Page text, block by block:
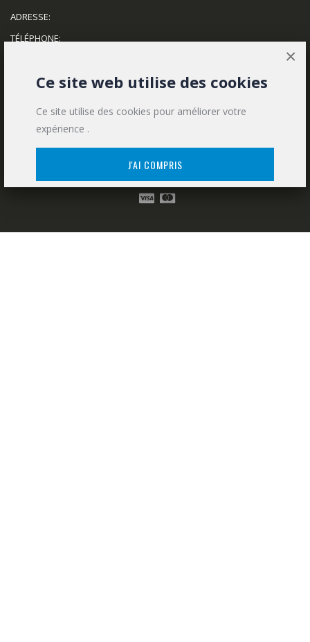
Ce site web utilise des cookies
Ce site utilise des cookies pour améliorer votre
expérience .
J'AI COMPRIS
×
ADRESSE:
TÉLÉPHONE:
Mon compte
Historique des commandes